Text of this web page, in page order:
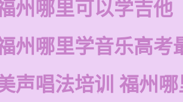
州哪里可以学吉他
州哪里学音乐高考
声唱法培训 福州